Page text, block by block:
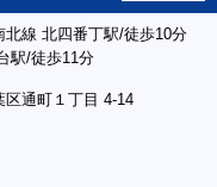
北線 北四番丁駅/徒歩10分
駅/徒歩11分
区通町１丁目 4-14